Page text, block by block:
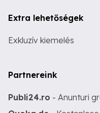
Extra lehetőségek
Exkluzív kiemelés
Partnereink
Publi24.ro - Anunturi